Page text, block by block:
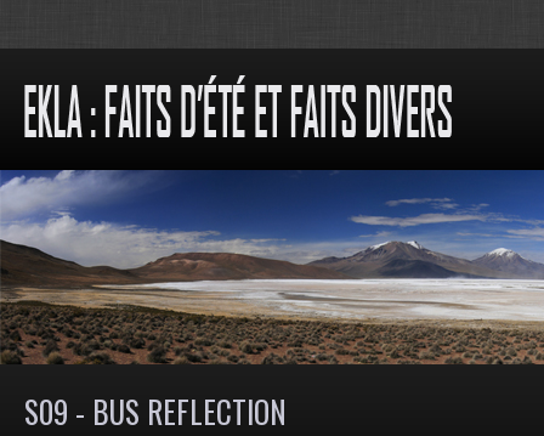
S09 - BUS REFLECTION